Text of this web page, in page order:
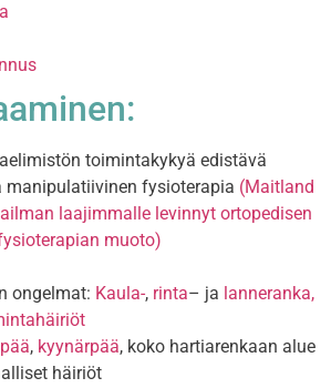
toimintakykyä edistävä
manipulatiivinen fysioterapia (Maitland
laajimmalle levinnyt ortopedisen
muoto)
ongelmat: Kaula-, rinta– ja lanneranka,
, kyynärpää, koko hartiarenkaan alue
häiriöt